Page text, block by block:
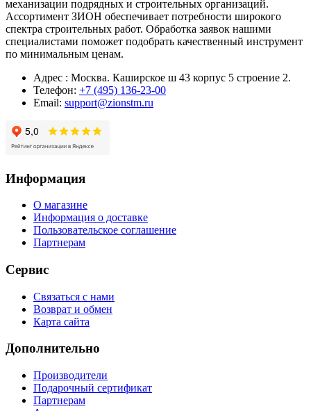
механизации подрядных и строительных организаций.
Ассортимент ЗИОН обеспечивает потребности широкого
спектра строительных работ. Обработка заявок нашими
специалистами поможет подобрать качественный инструмент
по минимальным ценам.
Адрес : Москва. Каширское ш 43 корпус 5 строение 2.
Телефон: +7 (495) 136-23-00
Email: support@zionstm.ru
Информация
О магазине
Информация о доставке
Пользовательское соглашение
Партнерам
Сервис
Связаться с нами
Возврат и обмен
Карта сайта
Дополнительно
Производители
Подарочный сертификат
Партнерам